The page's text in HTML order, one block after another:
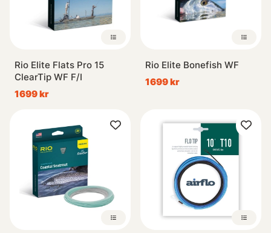
Rio Elite Flats Pro 15
ClearTip WF F/I
1699 kr
Rio Elite Bonefish WF
1699 kr